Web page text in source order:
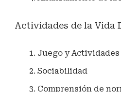
Actividades de la Vida
Juego y
Sociabilidad
Comprensión de